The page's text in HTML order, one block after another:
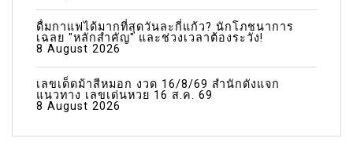
ดื่มกาแฟได้มากที่สุดวันละกี่แก้ว? นักโภชนาการ
เฉลย "หลักสำคัญ" และช่วงเวลาต้องระวัง!
8 August 2026
เลขเด็ดม้าสีหมอก งวด 16/8/69 สำนักดังแจก
แนวทาง เลขเด่นหวย 16 ส.ค. 69
8 August 2026